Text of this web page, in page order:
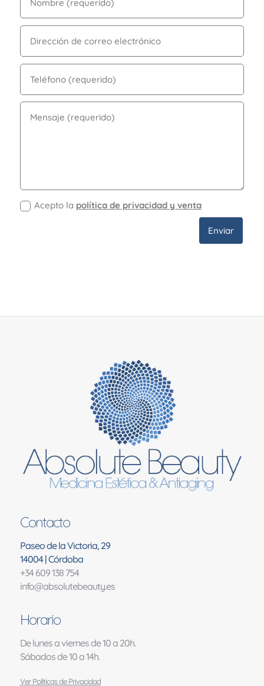
Acepto la política de privacidad y venta
Enviar
Contacto
Paseo de la Victoria, 29
14004 | Córdoba
+34 609 138 754
info@absolutebeauty.es
Horario
De lunes a viernes de 10 a 20h.
Sábados de 10 a 14h.
Ver Políticas de Privacidad